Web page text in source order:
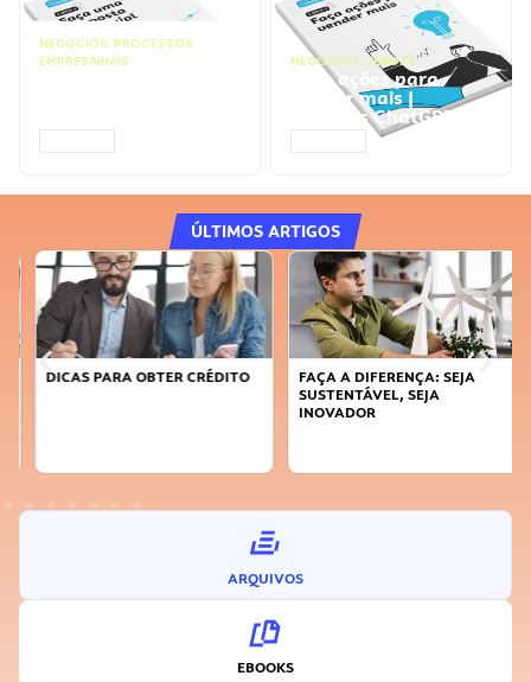
NEGÓCIOS, PROCESSOS
EMPRESARIAIS
NEGÓCIOS, VENDAS
Faça ações para
vender mais |
Prompts ChatGPT
ÚLTIMOS ARTIGOS
DICAS PARA OBTER CRÉDITO
FAÇA A DIFERENÇA: SEJA
SUSTENTÁVEL, SEJA
INOVADOR
ARQUIVOS
EBOOKS